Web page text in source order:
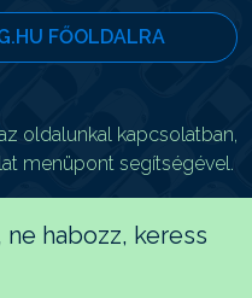
FŐOLDALRA
oldalunkal kapcsolatban,
menüpont segítségével.
habozz, keress